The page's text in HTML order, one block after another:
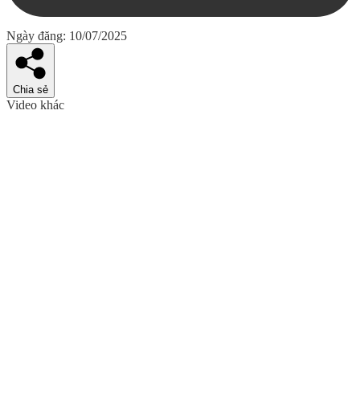
Ngày đăng: 10/07/2025
Chia sẻ
Video khác